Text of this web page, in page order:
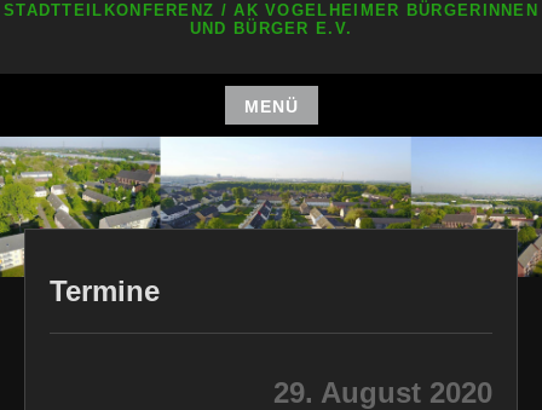
STADTTEILKONFERENZ / AK VOGELHEIMER BÜRGERINNEN
UND BÜRGER E.V.
MENÜ
Zum
Inhalt
springen
Termine
29. August 2020